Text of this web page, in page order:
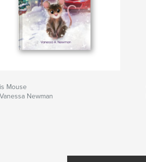
Mouse
Newman